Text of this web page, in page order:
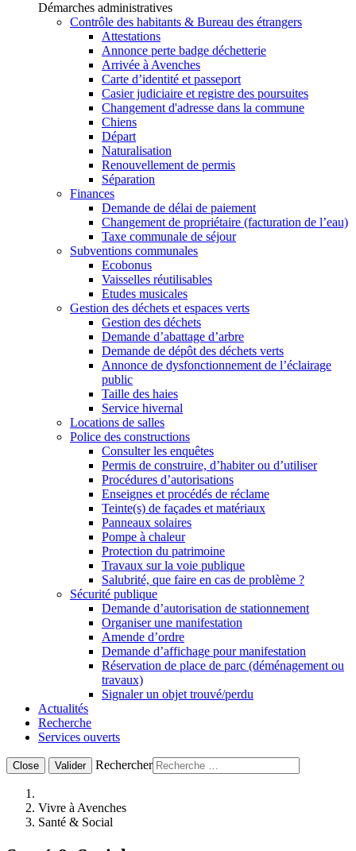
Démarches administratives
Contrôle des habitants & Bureau des étrangers
Attestations
Annonce perte badge déchetterie
Arrivée à Avenches
Carte d’identité et passeport
Casier judiciaire et registre des poursuites
Changement d'adresse dans la commune
Chiens
Départ
Naturalisation
Renouvellement de permis
Séparation
Finances
Demande de délai de paiement
Changement de propriétaire (facturation de l’eau)
Taxe communale de séjour
Subventions communales
Ecobonus
Vaisselles réutilisables
Etudes musicales
Gestion des déchets et espaces verts
Gestion des déchets
Demande d’abattage d’arbre
Demande de dépôt des déchets verts
Annonce de dysfonctionnement de l’éclairage
public
Taille des haies
Service hivernal
Locations de salles
Police des constructions
Consulter les enquêtes
Permis de construire, d’habiter ou d’utiliser
Procédures d’autorisations
Enseignes et procédés de réclame
Teinte(s) de façades et matériaux
Panneaux solaires
Pompe à chaleur
Protection du patrimoine
Travaux sur la voie publique
Salubrité, que faire en cas de problème ?
Sécurité publique
Demande d’autorisation de stationnement
Organiser une manifestation
Amende d’ordre
Demande d’affichage pour manifestation
Réservation de place de parc (déménagement ou
travaux)
Signaler un objet trouvé/perdu
Actualités
Recherche
Services ouverts
Close Valider Rechercher
Vivre à Avenches
Santé & Social